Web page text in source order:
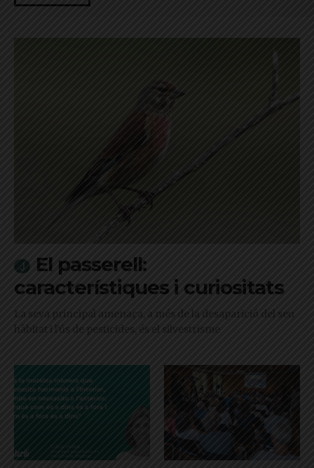
El passerell:
característiques i curiositats
La seva principal amenaça, a més de la desaparició del seu
hàbitat i l'ús de pesticides, és el silvestrisme